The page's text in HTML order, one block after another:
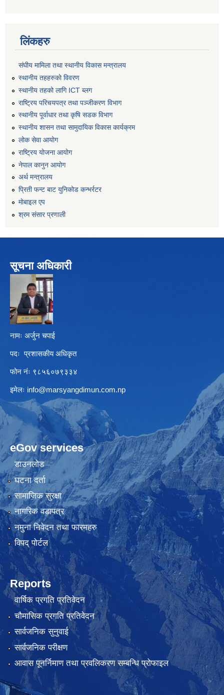
लिंकहरु
संघीय मामिला तथा स्थानीय विकास मन्त्रालय
स्थानीय तहहरुकाे विवरण
स्थानीय तहको लागि ICT ब्लग
राष्‍ट्रिय परिचयपत्र तथा पञ्‍जीकरण विभाग
स्थानीय पूर्वाधार तथा कृषि सडक विभाग
स्थानीय शासन तथा सामुदायिक विकास कार्यक्रम
लोक सेवा आयोग
राष्ट्रिय योजना आयोग
नेपाल कानुन आयोग
अर्थ मन्त्रालय
प्रिती फन्ट बाट युनिकोड कन्भर्रटर
माेबाइल एप
श्रम संसार प्रणाली
सूचना अधिकारी
नामः अर्जुन चपाई
पदः प्रशासकीय अधिकृत
फोन नंः ९८५६०७९३३४
इमेलः info@marsyangdimun.com.np
eGov services
डाउनलोड
घटना दर्ता
सामाजिक सुरक्षा
नागरिक वडापत्र
नमुना निवेदन तथा फारमहरु
विपद् पोर्टल
Reports
वार्षिक प्रगति प्रतिवेदन
चौमासिक प्रगति प्रतिवेदन
सार्वजनिक सुनुवाई
सार्वजनिक परीक्षण
आवास पूनर्निमाण तथा प्रवलिकरण सम्बन्धि प्रोफाइल